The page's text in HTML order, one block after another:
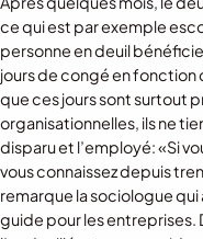
ce qui est par exemple
personne en deuil
jours de congé en
que ces jours sont surtout
organisationnelles, ils ne
disparu et l’employé: «Si
vous connaissez depuis
remarque la sociologue qui
guide pour les entreprises.